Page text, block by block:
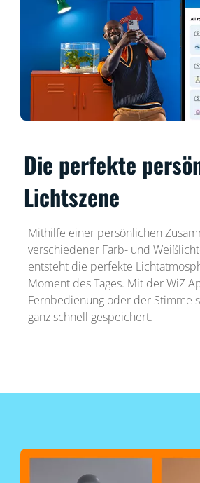
Die perfekte
Lichtszene
Mithilfe einer persönlichen
verschiedener Farb- und
entsteht die perfekte
Moment des Tages. Mit der WiZ
Fernbedienung oder der Stimme
ganz schnell gespeichert.